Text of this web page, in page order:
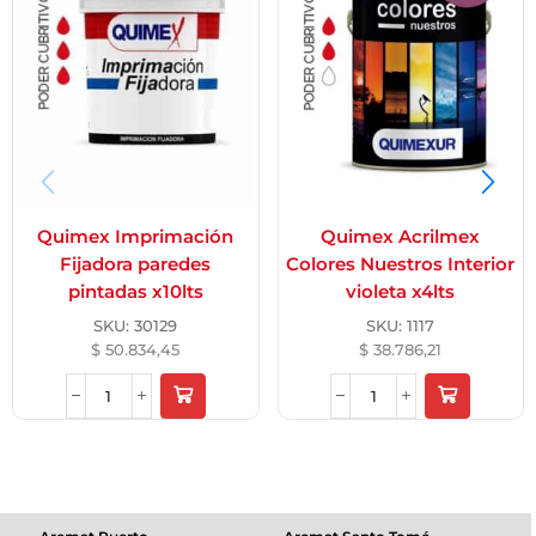
Quimex Imprimación
Fijadora paredes
pintadas x10lts
SKU:30129
$ 50.834,45
Quimex Acrilmex
Colores Nuestros Interior
violeta x4lts
SKU:1117
$ 38.786,21